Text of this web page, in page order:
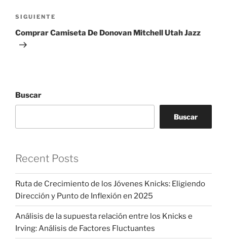
Siguiente
entrada
SIGUIENTE
Comprar Camiseta De Donovan Mitchell Utah Jazz
Buscar
Buscar
Recent Posts
Ruta de Crecimiento de los Jóvenes Knicks: Eligiendo
Dirección y Punto de Inflexión en 2025
Análisis de la supuesta relación entre los Knicks e
Irving: Análisis de Factores Fluctuantes